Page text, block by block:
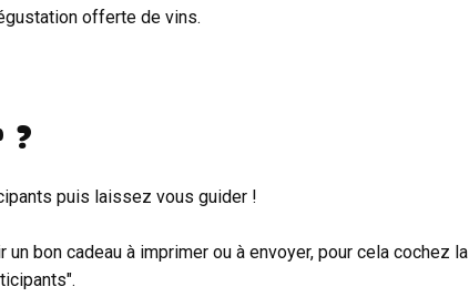
offerte de vins.
puis laissez vous guider !
bon cadeau à imprimer ou à envoyer, pour cela cochez la